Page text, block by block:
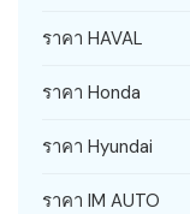
ราคา HAVAL
ราคา Honda
ราคา Hyundai
ราคา IM AUTO